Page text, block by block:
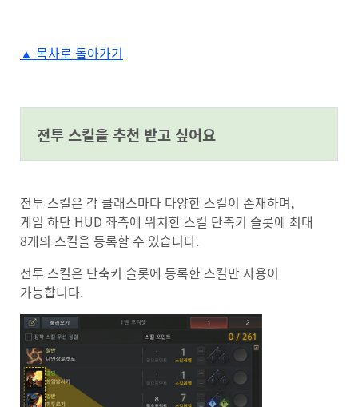
▲ 목차로 돌아가기
전투 스킬을 추천 받고 싶어요
전투 스킬은 각 클래스마다 다양한 스킬이 존재하며,
게임 하단 HUD 좌측에 위치한 스킬 단축키 슬롯에 최대
8개의 스킬을 등록할 수 있습니다.
전투 스킬은 단축키 슬롯에 등록한 스킬만 사용이
가능합니다.